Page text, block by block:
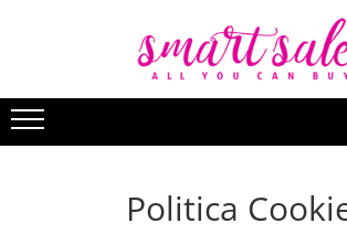
Accesorii telefoane
Huse telefoane
Huse telefoane Samsung
Care&Make-up
Seturi de rujuri
Machiaj
Ingrijirea parului & Hairstyling
Kit gaming
Mouse
Produse pentru copii
Casti copii
Jucarii de plus
Decoratiuni Craciun
Smartwatch & bijuterii
Smartwatch / Ceas inteligent
Curele Smartwatch
Bijuterii barbati
Aparate intretinere si ingrijire corporala
Aparate de infrumusetare
Aparate de masaj
Politica